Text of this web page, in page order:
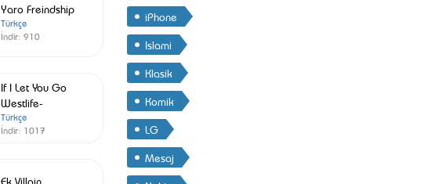
Yaro Freindship
Türkçe
İndir: 910
If I Let You Go
Westlife-
Türkçe
İndir: 1017
Ek Villain
iPhone
Islami
Klasik
Komik
LG
Mesaj